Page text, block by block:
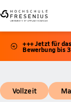
+++ Jetzt für
Bewerbung bis
Vollzeit